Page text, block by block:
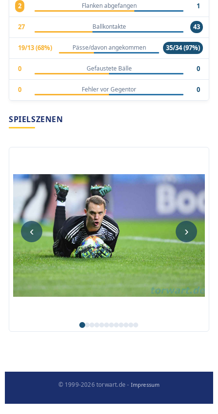
2 Flanken abgefangen 1
27 Ballkontakte 43
19/13 (68%) Pässe/davon angekommen 35/34 (97%)
0 Gefaustete Bälle 0
0 Fehler vor Gegentor 0
SPIELSZENEN
‹ ›
© 1999-2026 torwart.de - Impressum